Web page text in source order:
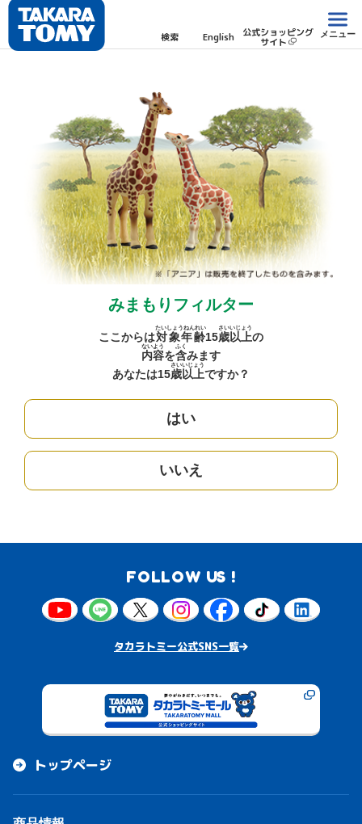
検索 English 公式ショッピング
サイト
メニュー
みまもりフィルター
ここからは対象年齢
たいしょうねんれい
15歳
さい
以上
いじょう
の
内容
ないよう
を含
ふく
みます
あなたは15歳
さい
以上
いじょう
ですか？
はい
いいえ
FOLLOW US !
タカラトミー公式SNS一覧
トップページ